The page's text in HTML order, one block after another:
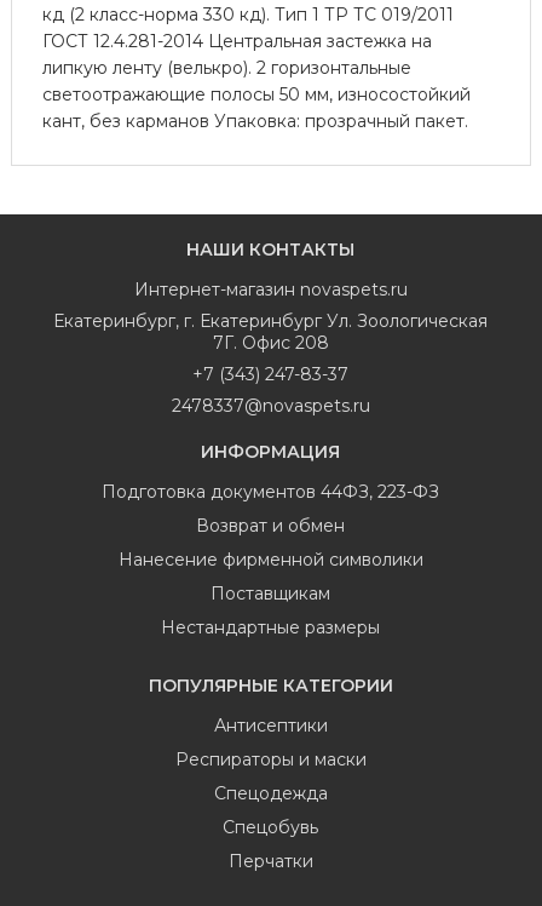
кд (2 класс-норма 330 кд). Тип 1 ТР ТС 019/2011
ГОСТ 12.4.281-2014 Центральная застежка на
липкую ленту (велькро). 2 горизонтальные
светоотражающие полосы 50 мм, износостойкий
кант, без карманов Упаковка: прозрачный пакет.
НАШИ КОНТАКТЫ
Интернет-магазин novaspets.ru
Екатеринбург, г. Екатеринбург Ул. Зоологическая
7Г. Офис 208
+7 (343) 247-83-37
2478337@novaspets.ru
ИНФОРМАЦИЯ
Подготовка документов 44ФЗ, 223-ФЗ
Возврат и обмен
Нанесение фирменной символики
Поставщикам
Нестандартные размеры
ПОПУЛЯРНЫЕ КАТЕГОРИИ
Антисептики
Респираторы и маски
Спецодежда
Спецобувь
Перчатки